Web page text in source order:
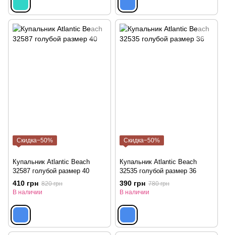
Скидка−50%
Купальник Atlantic Beach
32587 голубой размер 40
410 грн 820 грн
В наличии
Скидка−50%
Купальник Atlantic Beach
32535 голубой размер 36
390 грн 780 грн
В наличии